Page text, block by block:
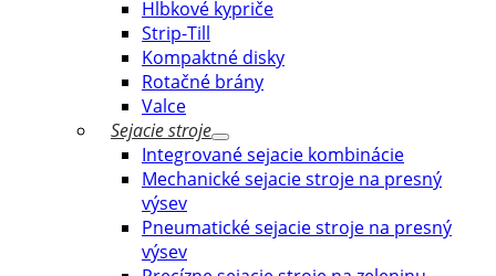
Hĺbkové kypriče
Strip-Till
Kompaktné disky
Rotačné brány
Valce
Sejacie stroje
Integrované sejacie kombinácie
Mechanické sejacie stroje na presný
výsev
Pneumatické sejacie stroje na presný
výsev